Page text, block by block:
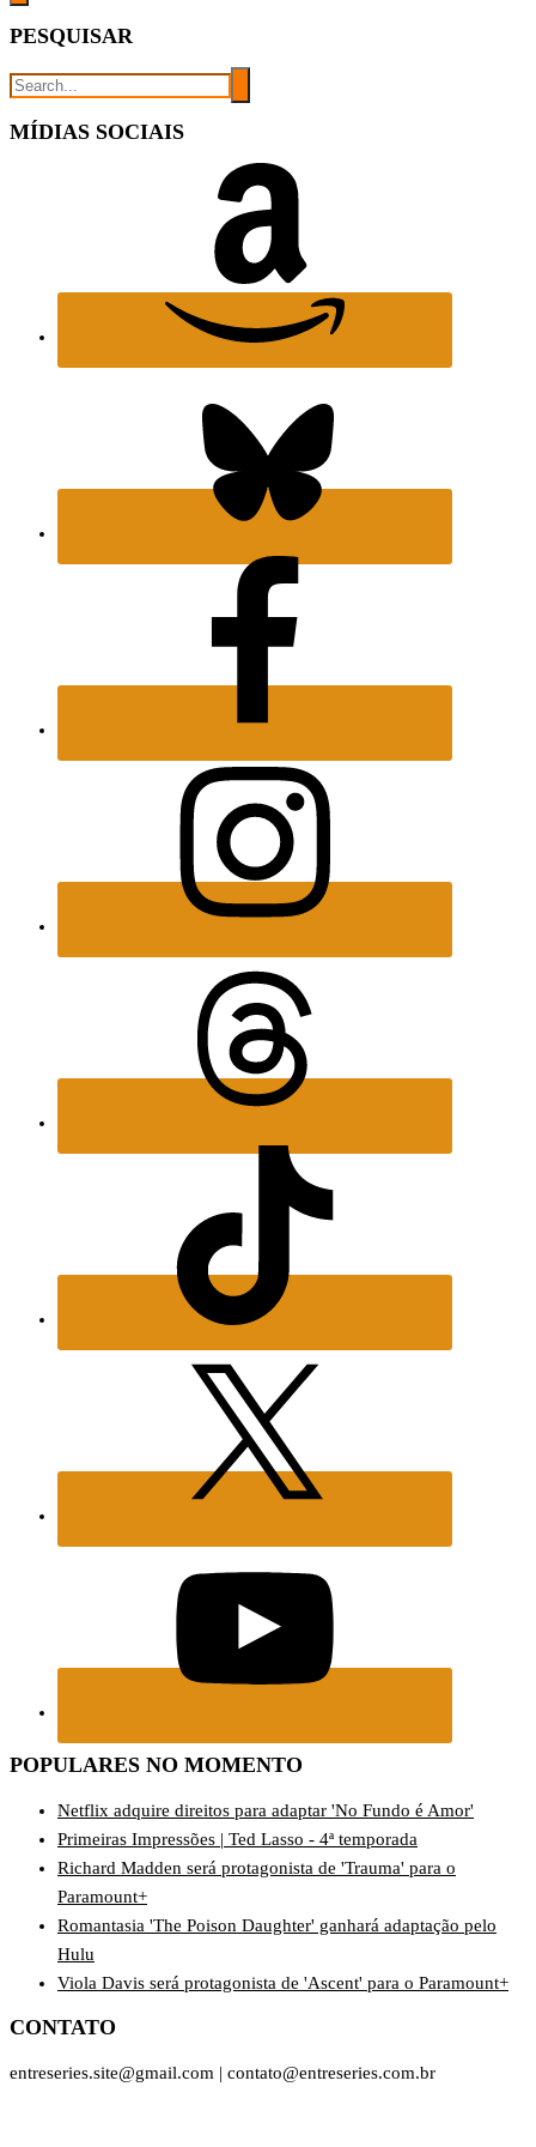
PESQUISAR
MÍDIAS SOCIAIS
POPULARES NO MOMENTO
Netflix adquire direitos para adaptar 'No Fundo é Amor'
Primeiras Impressões | Ted Lasso - 4ª temporada
Richard Madden será protagonista de 'Trauma' para o
Paramount+
Romantasia 'The Poison Daughter' ganhará adaptação pelo
Hulu
Viola Davis será protagonista de 'Ascent' para o Paramount+
CONTATO
entreseries.site@gmail.com | contato@entreseries.com.br